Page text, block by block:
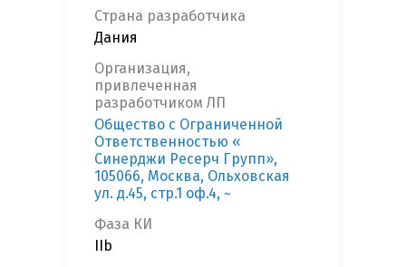
Страна разработчика
Дания
Организация,
привлеченная
разработчиком ЛП
Общество с Ограниченной
Ответственностью «
Синерджи Ресерч Групп»,
105066, Москва, Ольховская
ул. д.45, стр.1 оф.4, ~
Фаза КИ
IIb